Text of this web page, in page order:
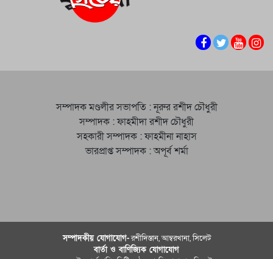
সম্পাদক মণ্ডলীর সভাপতি : নূরুর রশীদ চৌধুরী
সম্পাদক : ফাহমীদা রশীদ চৌধুরী
সহকারী সম্পাদক : ফাহমীনা নাহাস
ভারপ্রাপ্ত সম্পাদক : অপূর্ব শর্মা
সম্পাদকীয় যােগাযোগ-রশীদিস্তান, আম্বরখানা, সিলেট
বার্তা ও বাণিজ্যিক যোগাযােগ